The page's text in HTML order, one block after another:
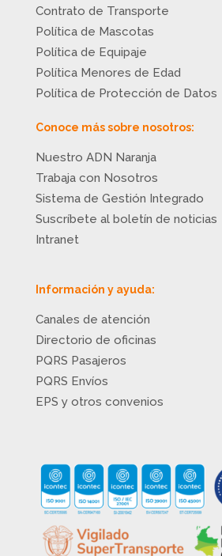
Contrato de Transporte
Política de Mascotas
Política de Equipaje
Política Menores de Edad
Política de Protección de Datos
Conoce más sobre nosotros:
Nuestro ADN Naranja
Trabaja con Nosotros
Sistema de Gestión Integrado
Suscríbete al boletín de noticias
Intranet
Información y ayuda:
Canales de atención
Directorio de oficinas
PQRS Pasajeros
PQRS Envíos
EPS y otros convenios